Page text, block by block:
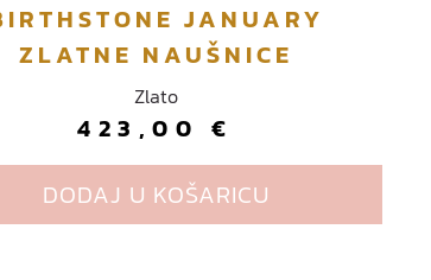
JANUARY
ZLATNE NAUŠNICE
Zlato
423,00€
DODAJ U KOŠARICU